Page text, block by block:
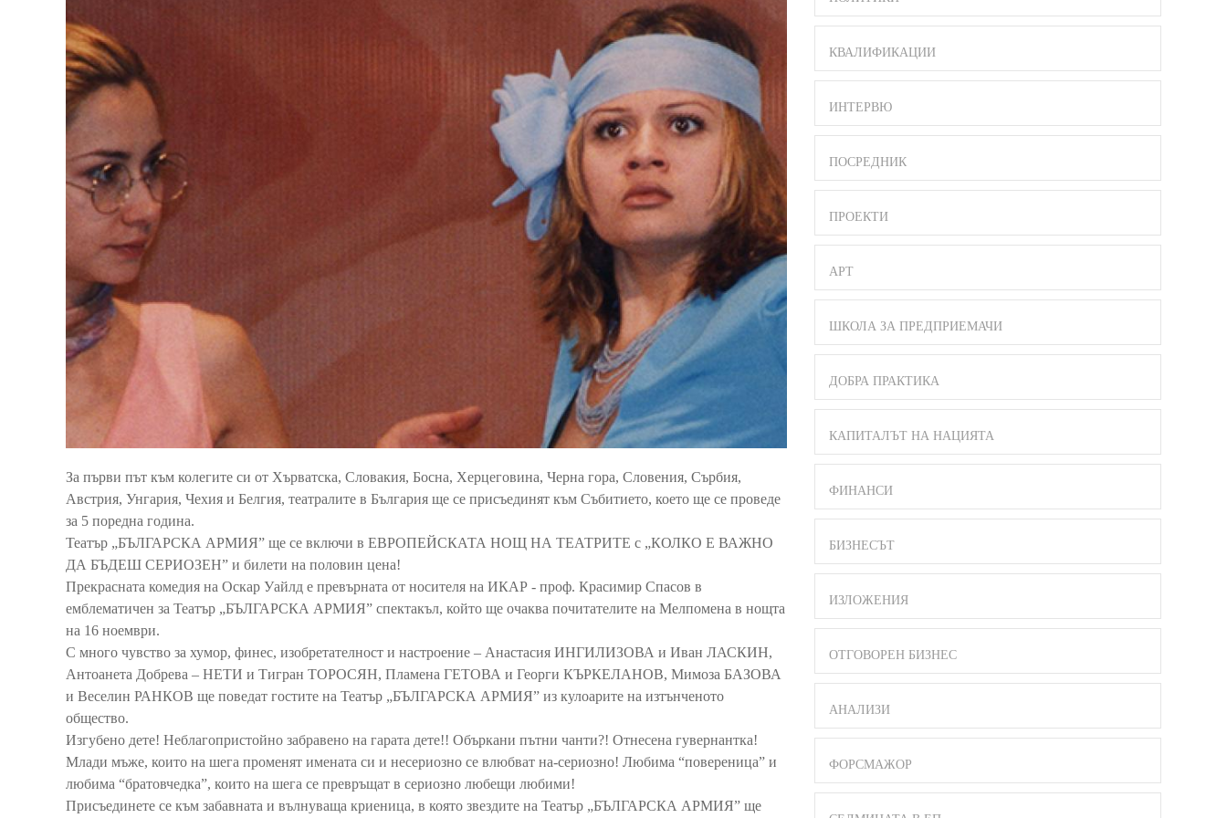
За първи път към колегите си от Хърватска, Словакия, Босна, Херцеговина, Черна гора, Словения, Сърбия,
Австрия, Унгария, Чехия и Белгия, театралите в България ще се присъединят към Събитието, което ще се проведе
за 5 поредна година.
Театър „БЪЛГАРСКА АРМИЯ” ще се включи в ЕВРОПЕЙСКАТА НОЩ НА ТЕАТРИТЕ с „КОЛКО Е ВАЖНО
ДА БЪДЕШ СЕРИОЗЕН” и билети на половин цена!
Прекрасната комедия на Оскар Уайлд е превърната от носителя на ИКАР - проф. Красимир Спасов в
емблематичен за Театър „БЪЛГАРСКА АРМИЯ” спектакъл, който ще очаква почитателите на Мелпомена в нощта
на 16 ноември.
С много чувство за хумор, финес, изобретателност и настроение – Анастасия ИНГИЛИЗОВА и Иван ЛАСКИН,
Антоанета Добрева – НЕТИ и Тигран ТОРОСЯН, Пламена ГЕТОВА и Георги КЪРКЕЛАНОВ, Мимоза БАЗОВА
и Веселин РАНКОВ ще поведат гостите на Театър „БЪЛГАРСКА АРМИЯ” из кулоарите на изтънченото
общество.
Изгубено дете! Неблагопристойно забравено на гарата дете!! Объркани пътни чанти?! Отнесена гувернантка!
Млади мъже, които на шега променят имената си и несериозно се влюбват на-сериозно! Любима “повереница” и
любима “братовчедка”, които на шега се превръщат в сериозно любещи любими!
Присъединете се към забавната и вълнуваща криеница, в която звездите на Театър „БЪЛГАРСКА АРМИЯ” ще
КВАЛИФИКАЦИИ
ИНТЕРВЮ
ПОСРЕДНИК
ПРОЕКТИ
АРТ
ШКОЛА ЗА ПРЕДПРИЕМАЧИ
ДОБРА ПРАКТИКА
КАПИТАЛЪТ НА НАЦИЯТА
ФИНАНСИ
БИЗНЕСЪТ
ИЗЛОЖЕНИЯ
ОТГОВОРЕН БИЗНЕС
АНАЛИЗИ
ФОРСМАЖОР